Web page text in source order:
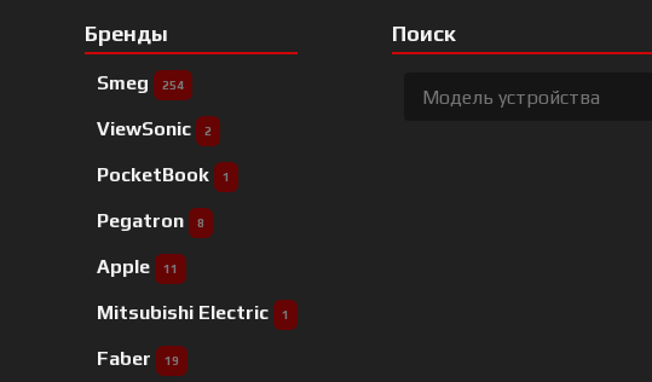
Бренды
Smeg 254
ViewSonic 2
PocketBook 1
Pegatron 8
Apple 11
Mitsubishi Electric 1
Faber 19
Поиск